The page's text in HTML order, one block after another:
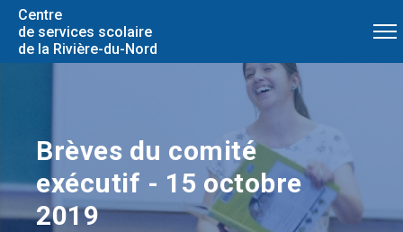
Centre
de services scolaire
de la Rivière-du-Nord
Brèves du comité
exécutif - 15 octobre
2019